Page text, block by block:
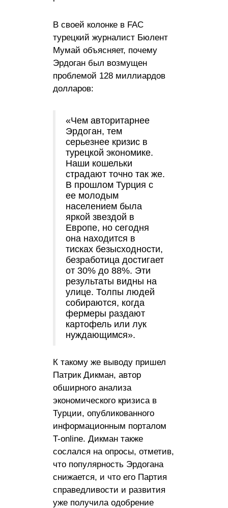
В своей колонке в FAC
турецкий журналист Бюлент
Мумай объясняет, почему
Эрдоган был возмущен
проблемой 128 миллиардов
долларов:
«Чем авторитарнее
Эрдоган, тем
серьезнее кризис в
турецкой экономике.
Наши кошельки
страдают точно так же.
В прошлом Турция с
ее молодым
населением была
яркой звездой в
Европе, но сегодня
она находится в
тисках безысходности,
безработица достигает
от 30% до 88%. Эти
результаты видны на
улице. Толпы людей
собираются, когда
фермеры раздают
картофель или лук
нуждающимся».
К такому же выводу пришел
Патрик Дикман, автор
обширного анализа
экономического кризиса в
Турции, опубликованного
информационным порталом
T-online. Дикман также
сослался на опросы, отметив,
что популярность Эрдогана
снижается, и что его Партия
справедливости и развития
уже получила одобрение